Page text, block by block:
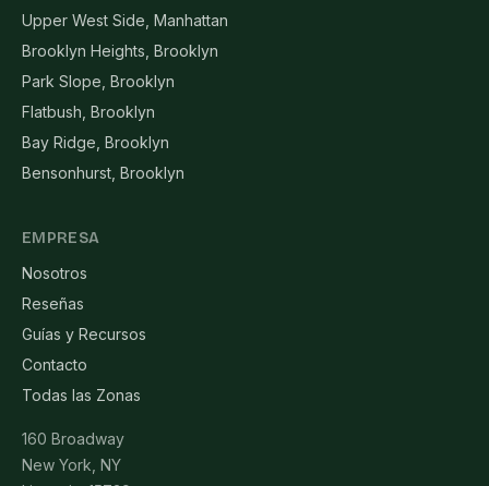
Upper West Side, Manhattan
Brooklyn Heights, Brooklyn
Park Slope, Brooklyn
Flatbush, Brooklyn
Bay Ridge, Brooklyn
Bensonhurst, Brooklyn
EMPRESA
Nosotros
Reseñas
Guías y Recursos
Contacto
Todas las Zonas
160 Broadway
New York, NY